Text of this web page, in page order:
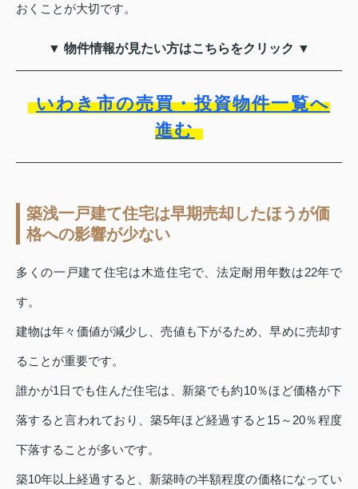
おくことが大切です。
▼ 物件情報が見たい方はこちらをクリック ▼
いわき市の売買・投資物件一覧へ
進む
築浅一戸建て住宅は早期売却したほうが価
格への影響が少ない
多くの一戸建て住宅は木造住宅で、法定耐用年数は22年で
す。
建物は年々価値が減少し、売値も下がるため、早めに売却す
ることが重要です。
誰かが1日でも住んだ住宅は、新築でも約10％ほど価格が下
落すると言われており、築5年ほど経過すると15～20％程度
下落することが多いです。
築10年以上経過すると、新築時の半額程度の価格になってい